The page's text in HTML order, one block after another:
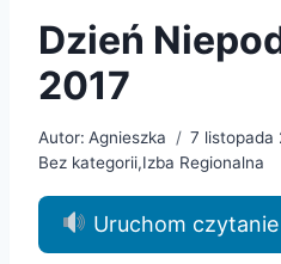
Dzień
2017
Autor: Agnieszka
7 listopada
Bez kategorii,Izba Regionalna
Uruchom czytanie